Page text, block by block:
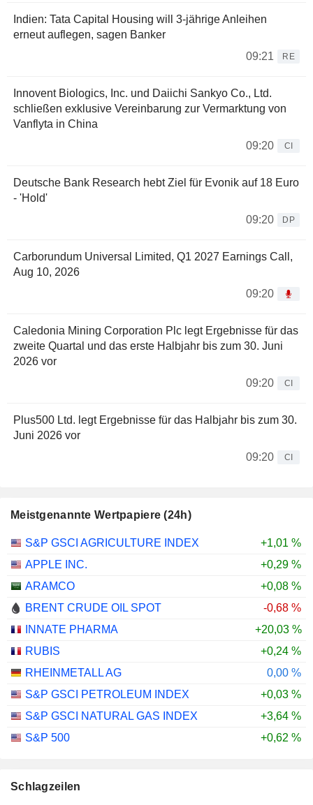
Indien: Tata Capital Housing will 3-jährige Anleihen
erneut auflegen, sagen Banker
09:21
RE
Innovent Biologics, Inc. und Daiichi Sankyo Co., Ltd.
schließen exklusive Vereinbarung zur Vermarktung von
Vanflyta in China
09:20
CI
Deutsche Bank Research hebt Ziel für Evonik auf 18 Euro
- 'Hold'
09:20
DP
Carborundum Universal Limited, Q1 2027 Earnings Call,
Aug 10, 2026
09:20
Caledonia Mining Corporation Plc legt Ergebnisse für das
zweite Quartal und das erste Halbjahr bis zum 30. Juni
2026 vor
09:20
CI
Plus500 Ltd. legt Ergebnisse für das Halbjahr bis zum 30.
Juni 2026 vor
09:20
CI
Meistgenannte Wertpapiere (24h)
S&P GSCI AGRICULTURE INDEX
+1,01 %
APPLE INC.
+0,29 %
ARAMCO
+0,08 %
BRENT CRUDE OIL SPOT
-0,68 %
INNATE PHARMA
+20,03 %
RUBIS
+0,24 %
RHEINMETALL AG
0,00 %
S&P GSCI PETROLEUM INDEX
+0,03 %
S&P GSCI NATURAL GAS INDEX
+3,64 %
S&P 500
+0,62 %
Schlagzeilen